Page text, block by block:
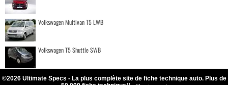
Volkswagen Multivan T5 LWB
Volkswagen T5 Shuttle SWB
©2026 Ultimate Specs - La plus complète site de fiche technique auto. Plus de